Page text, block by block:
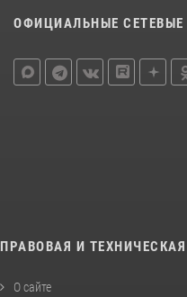
ОФИЦИАЛЬНЫЕ
ПРАВОВАЯ И
О сайте